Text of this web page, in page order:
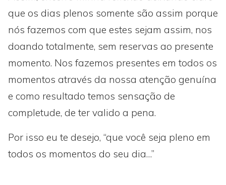
que os dias plenos somente são assim porque
nós fazemos com que estes sejam assim, nos
doando totalmente, sem reservas ao presente
momento. Nos fazemos presentes em todos os
momentos através da nossa atenção genuína
e como resultado temos sensação de
completude, de ter valido a pena.
Por isso eu te desejo, “que você seja pleno em
todos os momentos do seu dia…”